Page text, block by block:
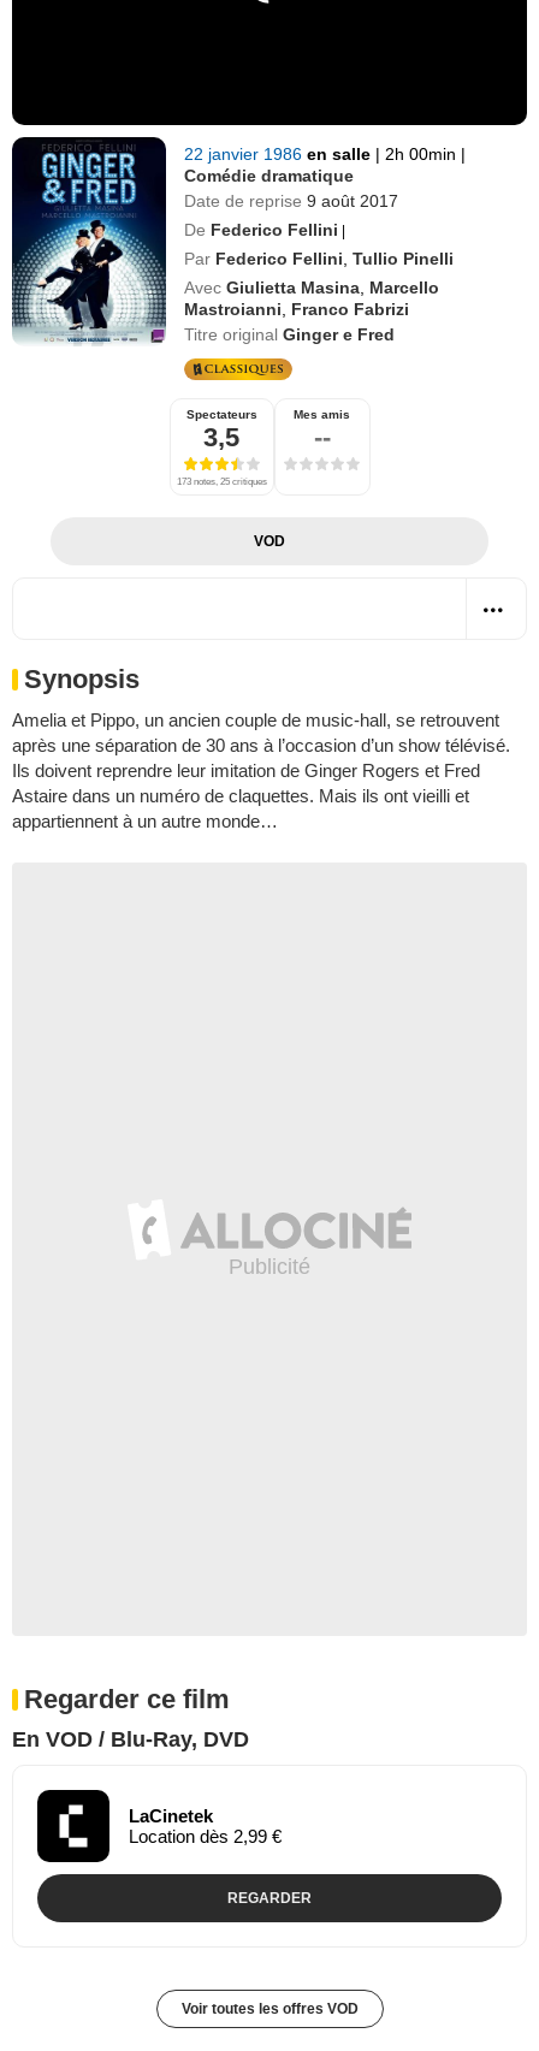
22 janvier 1986en salle | 2h 00min |
Comédie dramatique
Date de reprise 9 août 2017
De Federico Fellini |
Par Federico Fellini ,Tullio Pinelli
Avec Giulietta Masina Marcello
Mastroianni
Franco Fabrizi
Titre originalGinger e Fred
Spectateurs
3,5
173 notes, 25 critiques
Mes amis
--
VOD
Synopsis
Amelia et Pippo, un ancien couple de music-hall, se retrouvent
après une séparation de 30 ans à l’occasion d’un show télévisé.
Ils doivent reprendre leur imitation de Ginger Rogers et Fred
Astaire dans un numéro de claquettes. Mais ils ont vieilli et
appartiennent à un autre monde…
Regarder ce film
En VOD / Blu-Ray, DVD
LaCinetek
Location dès 2,99 €
REGARDER
Voir toutes les offres VOD